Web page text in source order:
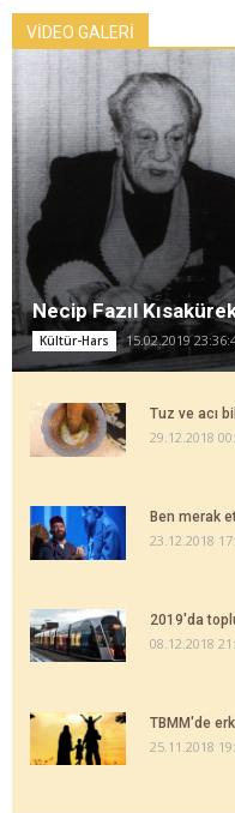
VİDEO GALERİ
Necip Fazıl
Kültür-Hars 15.02.2019
Tuz ve acı
29.12.2018
Ben merak
23.12.2018
2019'da
08.12.2018
TBMM'de
25.11.2018